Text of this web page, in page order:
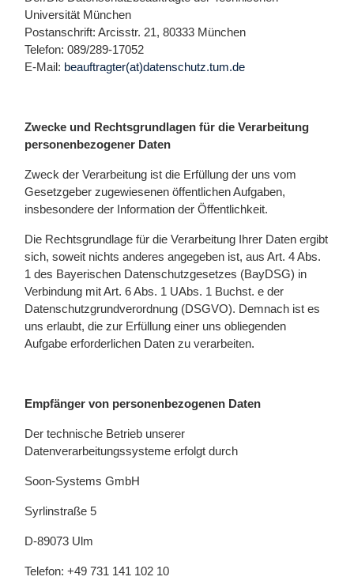
Universität München
Postanschrift: Arcisstr. 21, 80333 München
Telefon: 089/289-17052
E-Mail: beauftragter(at)datenschutz.tum.de
Zwecke und Rechtsgrundlagen für die Verarbeitung
personenbezogener Daten
Zweck der Verarbeitung ist die Erfüllung der uns vom
Gesetzgeber zugewiesenen öffentlichen Aufgaben,
insbesondere der Information der Öffentlichkeit.
Die Rechtsgrundlage für die Verarbeitung Ihrer Daten ergibt
sich, soweit nichts anderes angegeben ist, aus Art. 4 Abs.
1 des Bayerischen Datenschutzgesetzes (BayDSG) in
Verbindung mit Art. 6 Abs. 1 UAbs. 1 Buchst. e der
Datenschutzgrundverordnung (DSGVO). Demnach ist es
uns erlaubt, die zur Erfüllung einer uns obliegenden
Aufgabe erforderlichen Daten zu verarbeiten.
Empfänger von personenbezogenen Daten
Der technische Betrieb unserer
Datenverarbeitungssysteme erfolgt durch
Soon-Systems GmbH
Syrlinstraße 5
D-89073 Ulm
Telefon: +49 731 141 102 10